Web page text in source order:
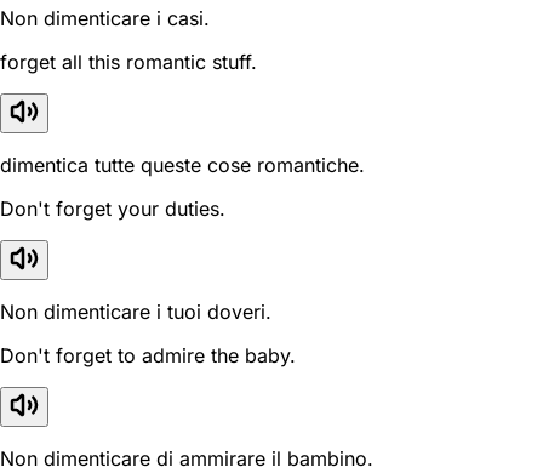
Non dimenticare i casi.
forget all this romantic stuff.
dimentica tutte queste cose romantiche.
Don't forget your duties.
Non dimenticare i tuoi doveri.
Don't forget to admire the baby.
Non dimenticare di ammirare il bambino.